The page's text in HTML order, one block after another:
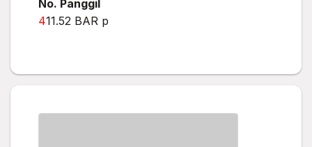
No. Panggil
411.52 BAR p